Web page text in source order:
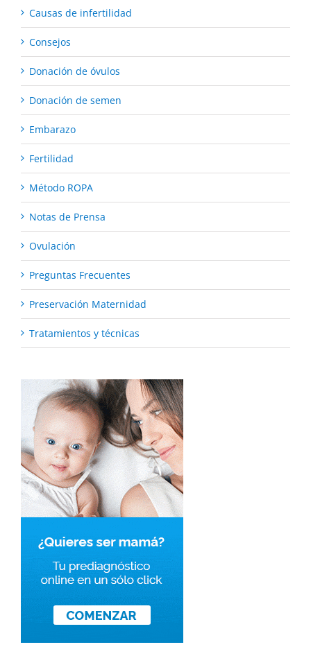
Causas de infertilidad
Consejos
Donación de óvulos
Donación de semen
Embarazo
Fertilidad
Método ROPA
Notas de Prensa
Ovulación
Preguntas Frecuentes
Preservación Maternidad
Tratamientos y técnicas